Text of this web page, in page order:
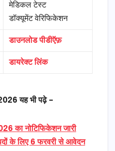
मेडिकल टेस्ट
डॉक्यूमेंट वेरिफिकेशन
डाउनलोड पीडीऍफ़
डायरेक्ट लिंक
यह भी पढ़े –
का नोटिफिकेशन जारी
के लिए 6 फरवरी से आवेदन